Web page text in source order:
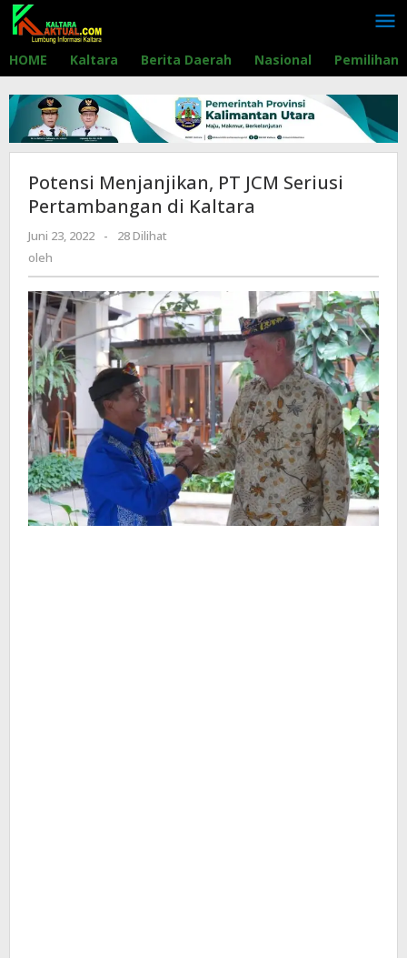
Lewati
konten
HOME Kaltara Berita Daerah Nasional Pemilihan
Potensi Menjanjikan, PT JCM Seriusi
Pertambangan di Kaltara
Juni 23, 2022 oleh
-
28 Dilihat
oleh